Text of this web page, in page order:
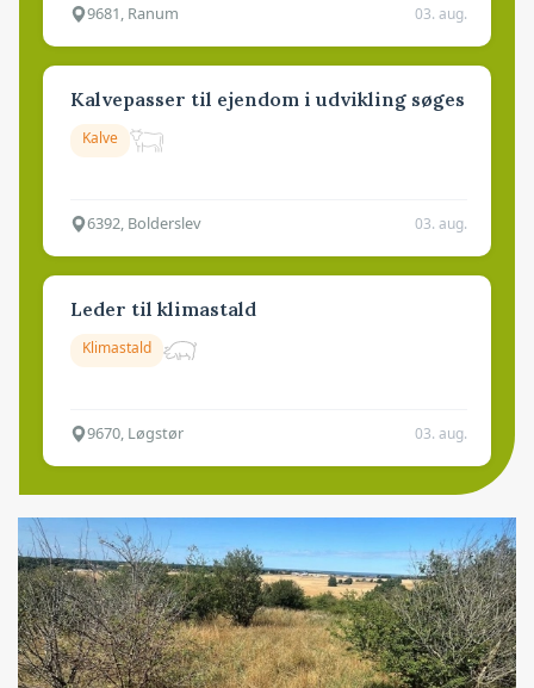
9681, Ranum 03. aug.
Kalvepasser til ejendom i udvikling søges
Kalve
6392, Bolderslev 03. aug.
Leder til klimastald
Klimastald
9670, Løgstør 03. aug.